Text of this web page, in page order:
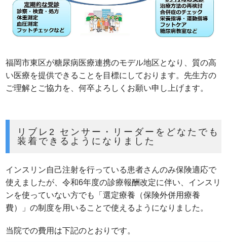
福岡市東区が糖尿病医療連携のモデル地区となり、質の高
い医療を提供できることを目標にしております。先生方の
ご理解とご協力を、何卒よろしくお願い申し上げます。
リブレ2 センサー・リーダーをどなたでも
装着できるようになりました
インスリン自己注射を行っている患者さんのみ保険適応で
使えましたが、令和6年度の診療報酬改定に伴い、インスリ
ンを使っていない方でも「選定療養（保険外併用療養
費）」の制度を用いることで使えるようになりました。
当院での費用は下記のとおりです。